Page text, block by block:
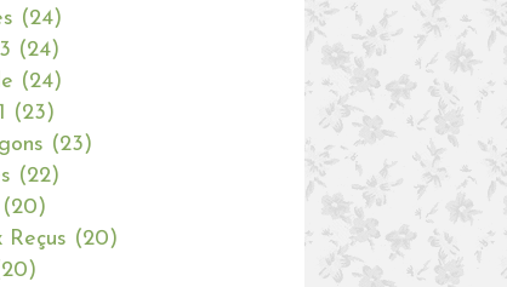
(24)
(24)
(24)
(23)
(23)
(22)
(20)
Reçus (20)